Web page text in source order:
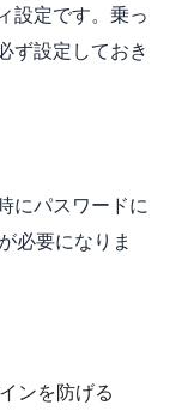
設定です。乗っ
ず設定しておき
にパスワードに
必要になりま
ンを防げる